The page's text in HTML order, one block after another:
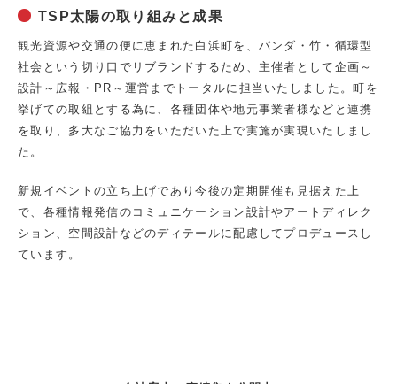
TSP太陽の取り組みと成果
観光資源や交通の便に恵まれた白浜町を、パンダ・竹・循環型
社会という切り口でリブランドするため、主催者として企画～
設計～広報・PR～運営までトータルに担当いたしました。町を
挙げての取組とする為に、各種団体や地元事業者様などと連携
を取り、多大なご協力をいただいた上で実施が実現いたしまし
た。
新規イベントの立ち上げであり今後の定期開催も見据えた上
で、各種情報発信のコミュニケーション設計やアートディレク
ション、空間設計などのディテールに配慮してプロデュースし
ています。